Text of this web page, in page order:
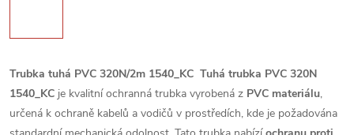
Trubka tuhá PVC 320N/2m 1540_KC Tuhá trubka PVC 320N
1540_KC je kvalitní ochranná trubka vyrobená z PVC materiálu,
určená k ochraně kabelů a vodičů v prostředích, kde je požadována